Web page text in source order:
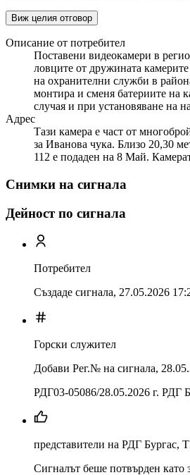
Виж целия отговор
Описание от потребител
Поставени видеокамери в
ловците от дружината
на охранителни служби в
монтира и сменя батериите на
случая и при установяване на
Адрес
Тази камера е част от
за Иванова чука. Близо 20,30
112 е подаден на 8 Май.
Снимки на сигнала
Дейност по сигнала
Потребител
Създаде сигнала, 27.05.2026
Горски служител
Добави Рег.№ на сигнала,
РДГ03-05086/28.05.2026 г. РДГ
представители на РДГ
Сигналът беше потвърден като